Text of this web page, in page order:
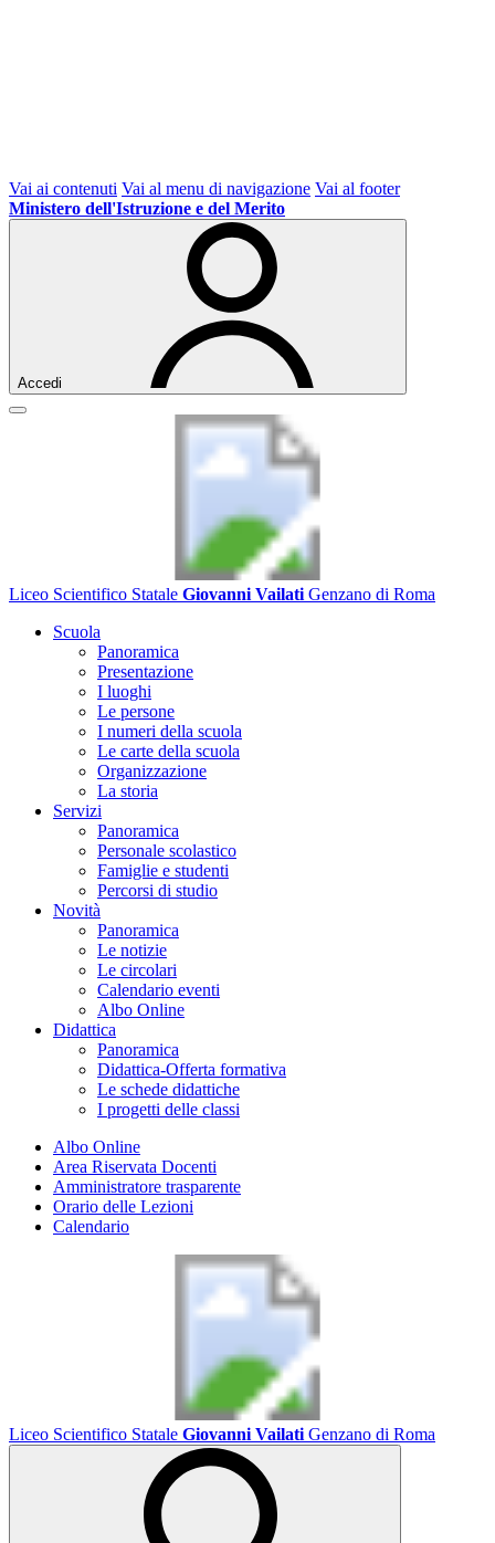
Vai ai contenuti Vai al menu di navigazione Vai al footer
Ministero dell'Istruzione e del Merito
Accedi
Liceo Scientifico Statale Giovanni Vailati Genzano di Roma
Scuola
Panoramica
Presentazione
I luoghi
Le persone
I numeri della scuola
Le carte della scuola
Organizzazione
La storia
Servizi
Panoramica
Personale scolastico
Famiglie e studenti
Percorsi di studio
Novità
Panoramica
Le notizie
Le circolari
Calendario eventi
Albo Online
Didattica
Panoramica
Didattica-Offerta formativa
Le schede didattiche
I progetti delle classi
Albo Online
Area Riservata Docenti
Amministratore trasparente
Orario delle Lezioni
Calendario
Liceo Scientifico Statale Giovanni Vailati Genzano di Roma